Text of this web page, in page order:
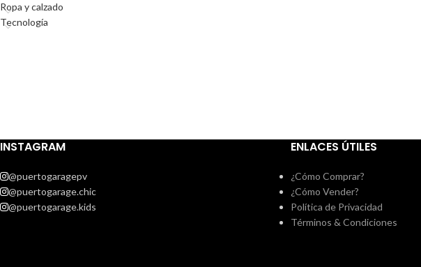
Ropa y calzado
Tecnología
INSTAGRAM
@puertogaragepv
@puertogarage.chic
@puertogarage.kids
ENLACES ÚTILES
¿Cómo Comprar?
¿Cómo Vender?
Política de Privacidad
Términos & Condiciones